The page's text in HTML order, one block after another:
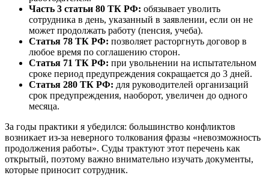
Часть 3 статьи 80 ТК РФ: обязывает уволить
сотрудника в день, указанный в заявлении, если он не
может продолжать работу (пенсия, учеба).
Статья 78 ТК РФ: позволяет расторгнуть договор в
любое время по соглашению сторон.
Статья 71 ТК РФ: при увольнении на испытательном
сроке период предупреждения сокращается до 3 дней.
Статья 280 ТК РФ: для руководителей организаций
срок предупреждения, наоборот, увеличен до одного
месяца.
За годы практики я убедился: большинство конфликтов
возникает из-за неверного толкования фразы «невозможность
продолжения работы». Суды трактуют этот перечень как
открытый, поэтому важно внимательно изучать документы,
которые приносит сотрудник.